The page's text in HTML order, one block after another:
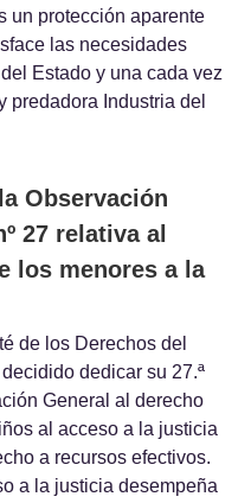
un protección aparente
las necesidades
Estado y una cada vez
predadora Industria del
Observación
27 relativa al
los menores a la
de los Derechos del
dedicar su 27.ª
General al derecho
al acceso a la justicia
a recursos efectivos.
a la justicia desempeña